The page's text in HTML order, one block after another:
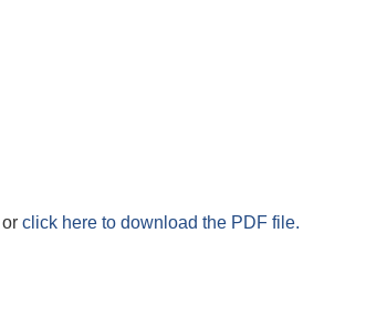
or click here to download the PDF file.